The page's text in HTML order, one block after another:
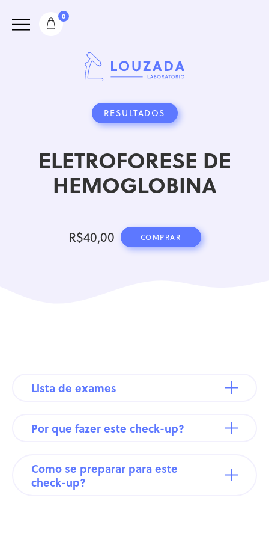
0
RESULTADOS
ELETROFORESE DE
HEMOGLOBINA
R$40,00 COMPRAR
Lista de exames
Por que fazer este check-up?
Como se preparar para este
check-up?